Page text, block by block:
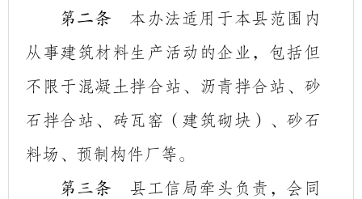
第二条 本办法适用于本县范围内
从事建筑材料生产活动的企业，包括但
不限于混凝土拌合站、 沥青拌合站、砂
石拌合站、砖瓦窑（建筑砌块）、 砂石
料场、预制构件厂等。
第三条
县工信局牵头负责，会同